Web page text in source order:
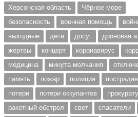
Херсонская область
Чёрное море
безопасность
военная помощь
выходные
дети досуг
дроновая
жертвы
концерт коронавирус
медицина
минута молчания
память
пожар полиция
потери
потери оккупантов
ракетный обстрел
свет спасатели